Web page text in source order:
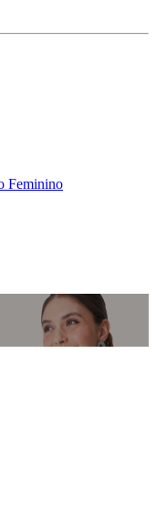
Feminino